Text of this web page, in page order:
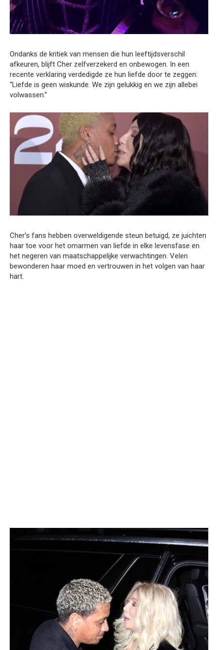
Ondanks de kritiek van mensen die hun leeftijdsverschil
afkeuren, blijft Cher zelfverzekerd en onbewogen. In een
recente verklaring verdedigde ze hun liefde door te zeggen:
“Liefde is geen wiskunde. We zijn gelukkig en we zijn allebei
volwassen.”
Cher’s fans hebben overweldigende steun betuigd, ze juichten
haar toe voor het omarmen van liefde in elke levensfase en
het negeren van maatschappelijke verwachtingen. Velen
bewonderen haar moed en vertrouwen in het volgen van haar
hart.